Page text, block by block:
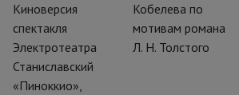
Киноверсия
спектакля
Электротеатра
Станиславский
«Пиноккио»,
Кобелева по
мотивам романа
Л. Н. Толстого